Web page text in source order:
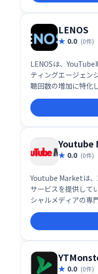
LENOS
0.0 (0件)
LENOSは、
ティングエージェン
聴回数の増加に特化
ャンペーンを提供
導きます。一般的な
グとは異なり、
で、お客様の目標達
Youtube
0.0 (0件)
Youtube Marketは
サービスを提供して
シャルメディアの専
SEOの専門家のチ
ームの目的は、安全
とです。 YouTube
す。
0.0 (0件)